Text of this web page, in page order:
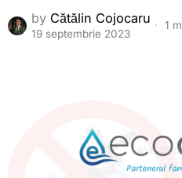
by Cătălin Cojocaru
19 septembrie 2023
1